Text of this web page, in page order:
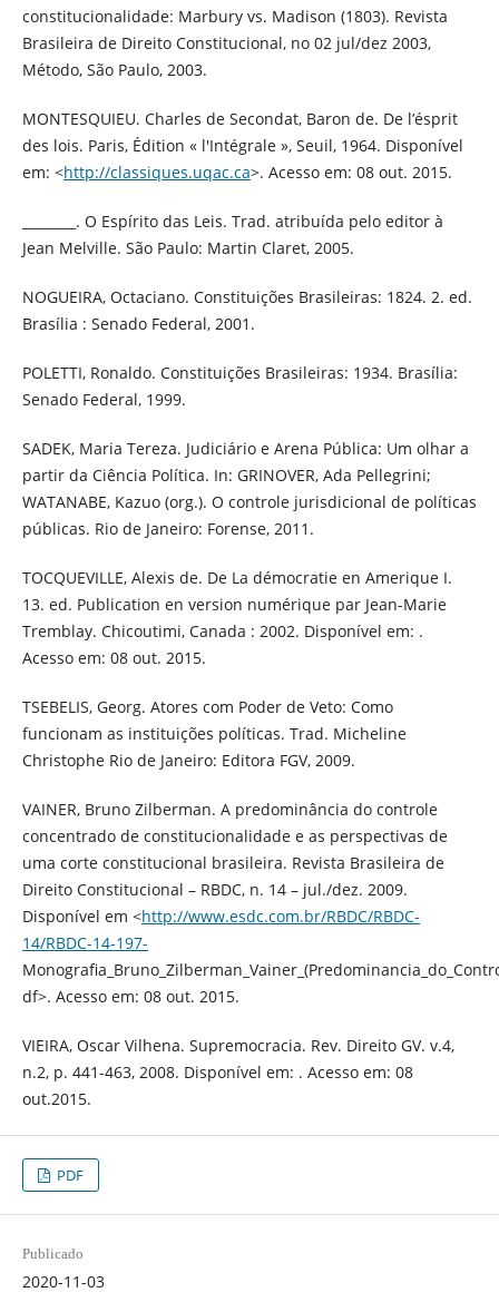
constitucionalidade: Marbury vs. Madison (1803). Revista
Brasileira de Direito Constitucional, no 02 jul/dez 2003,
Método, São Paulo, 2003.
MONTESQUIEU. Charles de Secondat, Baron de. De l’ésprit
des lois. Paris, Édition « l'Intégrale », Seuil, 1964. Disponível
em: <http://classiques.uqac.ca>. Acesso em: 08 out. 2015.
________. O Espírito das Leis. Trad. atribuída pelo editor à
Jean Melville. São Paulo: Martin Claret, 2005.
NOGUEIRA, Octaciano. Constituições Brasileiras: 1824. 2. ed.
Brasília : Senado Federal, 2001.
POLETTI, Ronaldo. Constituições Brasileiras: 1934. Brasília:
Senado Federal, 1999.
SADEK, Maria Tereza. Judiciário e Arena Pública: Um olhar a
partir da Ciência Política. In: GRINOVER, Ada Pellegrini;
WATANABE, Kazuo (org.). O controle jurisdicional de políticas
públicas. Rio de Janeiro: Forense, 2011.
TOCQUEVILLE, Alexis de. De La démocratie en Amerique I.
13. ed. Publication en version numérique par Jean-Marie
Tremblay. Chicoutimi, Canada : 2002. Disponível em: .
Acesso em: 08 out. 2015.
TSEBELIS, Georg. Atores com Poder de Veto: Como
funcionam as instituições políticas. Trad. Micheline
Christophe Rio de Janeiro: Editora FGV, 2009.
VAINER, Bruno Zilberman. A predominância do controle
concentrado de constitucionalidade e as perspectivas de
uma corte constitucional brasileira. Revista Brasileira de
Direito Constitucional – RBDC, n. 14 – jul./dez. 2009.
Disponível em <http://www.esdc.com.br/RBDC/RBDC-
14/RBDC-14-197-
df>. Acesso em: 08 out. 2015.
VIEIRA, Oscar Vilhena. Supremocracia. Rev. Direito GV. v.4,
n.2, p. 441-463, 2008. Disponível em: . Acesso em: 08
out.2015.
PDF
Publicado
2020-11-03